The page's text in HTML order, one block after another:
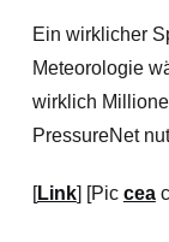
Ein wirklicher
Meteorologie
wirklich
PressureNet
[Link] [Pic cea